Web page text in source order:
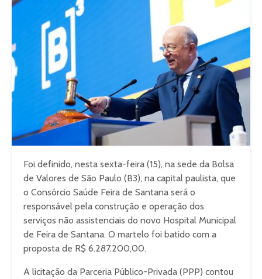
Foi definido, nesta sexta-feira (15), na sede da Bolsa
de Valores de São Paulo (B3), na capital paulista, que
o Consórcio Saúde Feira de Santana será o
responsável pela construção e operação dos
serviços não assistenciais do novo Hospital Municipal
de Feira de Santana. O martelo foi batido com a
proposta de R$ 6.287.200,00.
A licitação da Parceria Público-Privada (PPP) contou